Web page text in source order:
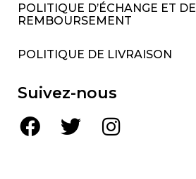
POLITIQUE D’ÉCHANGE ET DE
REMBOURSEMENT
POLITIQUE DE LIVRAISON
Suivez-nous